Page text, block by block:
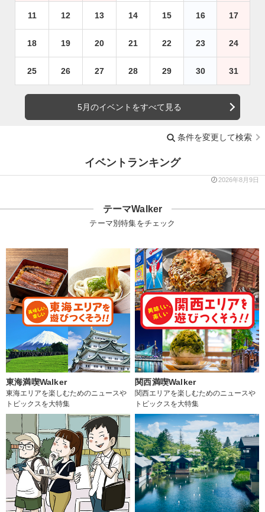
11 12 13 14 15 16 17
18 19 20 21 22 23 24
25 26 27 28 29 30 31
5月のイベントをすべて見る
条件を変更して検索
イベントランキング
2026年8月9日
テーマWalker
テーマ別特集をチェック
東海満喫Walker
東海エリアを楽しむためのニュースや
トピックスを大特集
関西満喫Walker
関西エリアを楽しむためのニュースや
トピックスを大特集